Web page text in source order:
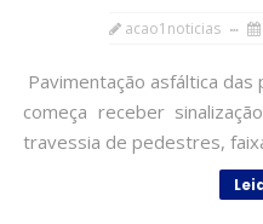
acao1noticias
Pavimentação asfáltica
começa receber
travessia de pedestres,